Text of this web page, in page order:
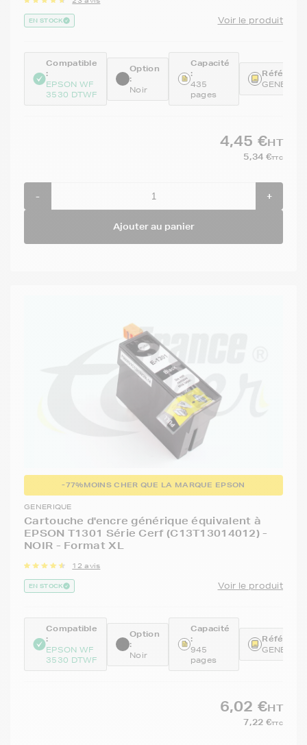
EN STOCK Voir le produit
Compatible
:
EPSON WF
3530 DTWF
Option
:
Noir
Capacité
:
435
pages
4,45 €HT
5,34 €TTC
- +
Ajouter au panier
-77%MOINS CHER QUE LA MARQUE EPSON
GENERIQUE
Cartouche d'encre générique équivalent à
EPSON T1301 Série Cerf (C13T13014012) -
NOIR - Format XL
12 avis
EN STOCK Voir le produit
Compatible
:
EPSON WF
3530 DTWF
Option
:
Noir
Capacité
:
945
pages
6,02 €HT
7,22 €TTC